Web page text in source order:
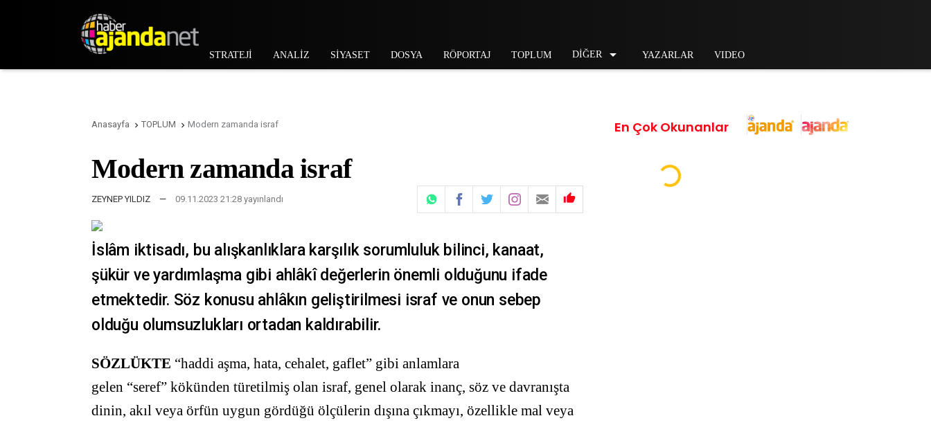
STRATEJİ ANALİZ SİYASET DOSYA RÖPORTAJ TOPLUM DİĞER  YAZARLAR VIDEO
Anasayfa  TOPLUM  Modern zamanda israf
Modern zamanda israf
ZEYNEP YILDIZ — 09.11.2023 21:28 yayınlandı 
İslâm iktisadı, bu alışkanlıklara karşılık sorumluluk bilinci, kanaat,
şükür ve yardımlaşma gibi ahlâkî değerlerin önemli olduğunu ifade
etmektedir. Söz konusu ahlâkın geliştirilmesi israf ve onun sebep
olduğu olumsuzlukları ortadan kaldırabilir.
SÖZLÜKTE “haddi aşma, hata, cehalet, gaflet” gibi anlamlara
gelen “seref” kökünden türetilmiş olan israf, genel olarak inanç, söz ve davranışta
dinin, akıl veya örfün uygun gördüğü ölçülerin dışına çıkmayı, özellikle mal veya
En Çok Okunanlar
Loading...